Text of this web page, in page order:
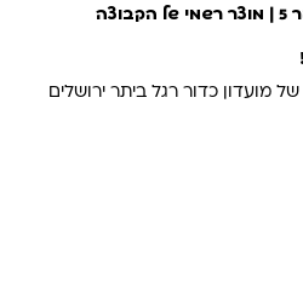
רשמי של מועדון כדור רגל ביתר ירושלים